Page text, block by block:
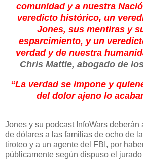
comunidad y a nuestra
veredicto histórico, un
Jones, sus mentiras y
esparcimiento, y un
verdad y de nuestra
Chris Mattie, abogado de
“La verdad se impone y
del dolor ajeno lo
Jones y su podcast InfoWars
de dólares a las familias de ocho de
tiroteo y a un agente del FBI, por
públicamente según dispuso el